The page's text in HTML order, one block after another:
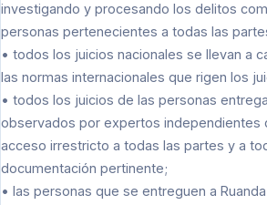
investigando y procesando los delitos
personas pertenecientes a todas las
• todos los juicios nacionales se llevan a
las normas internacionales que rigen los
• todos los juicios de las personas
observados por expertos independientes
acceso irrestricto a todas las partes y a
documentación pertinente;
• las personas que se entreguen a